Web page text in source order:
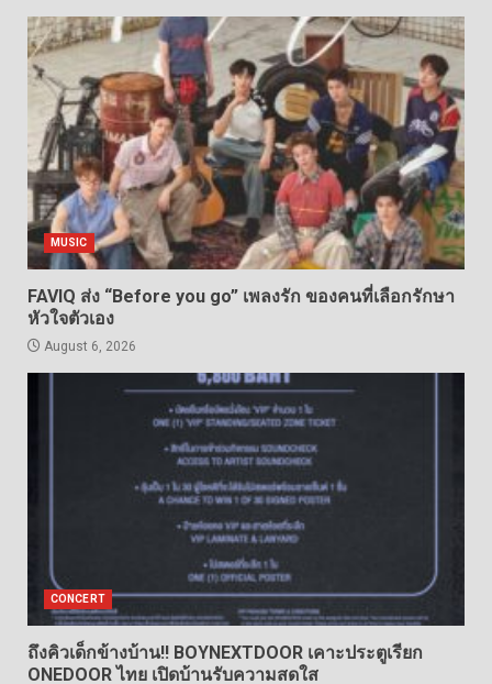
MUSIC
FAVIQ ส่ง “Before you go” เพลงรัก ของคนที่เลือกรักษา
หัวใจตัวเอง
August 6, 2026
CONCERT
ถึงคิวเด็กข้างบ้าน!! BOYNEXTDOOR เคาะประตูเรียก
ONEDOOR ไทย เปิดบ้านรับความสดใส